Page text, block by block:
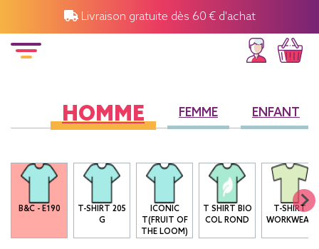
Livraison gratuite dès 60 € d'achat
HOMME FEMME ENFANT
B&C - E190
T-SHIRT 205
G
ICONIC
T(FRUIT OF
THE LOOM)
T SHIRT BIO
COL ROND
T-SHIRT
WORKWEAR